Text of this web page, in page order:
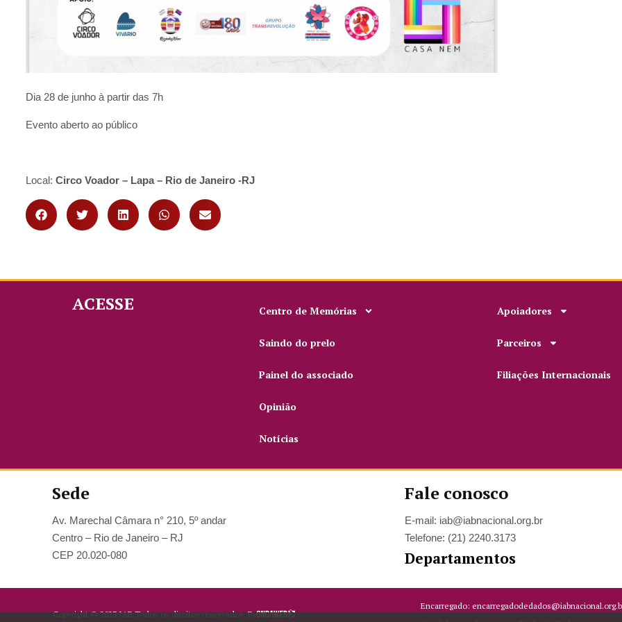
Dia 28 de junho à partir das 7h
Evento aberto ao público
Local: Circo Voador – Lapa – Rio de Janeiro -RJ
ACESSE Centro de Memórias
Saindo do prelo
Painel do associado
Opinião
Notícias
Apoiadores
Parceiros
Filiações Internacionais
Sede
Av. Marechal Câmara n° 210, 5º andar
Centro – Rio de Janeiro – RJ
CEP 20.020-080
Fale conosco
E-mail: iab@iabnacional.org.br
Telefone: (21) 2240.3173
Departamentos
Copyright ©2023 IAB.Todos os direitos reservados. By
Encarregado: